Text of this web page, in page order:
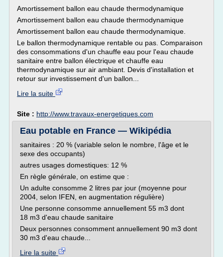
Amortissement ballon eau chaude thermodynamique
Amortissement ballon eau chaude thermodynamique
Amortissement ballon eau chaude thermodynamique.
Le ballon thermodynamique rentable ou pas. Comparaison
des consommations d'un chauffe eau pour l'eau chaude
sanitaire entre ballon électrique et chauffe eau
thermodynamique sur air ambiant. Devis d'installation et
retour sur investissement d'un ballon...
Lire la suite
Site : http://www.travaux-energetiques.com
Eau potable en France — Wikipédia
sanitaires : 20 % (variable selon le nombre, l'âge et le
sexe des occupants)
autres usages domestiques: 12 %
En règle générale, on estime que :
Un adulte consomme 2 litres par jour (moyenne pour
2004, selon IFEN, en augmentation régulière)
Une personne consomme annuellement 55 m3 dont
18 m3 d'eau chaude sanitaire
Deux personnes consomment annuellement 90 m3 dont
30 m3 d'eau chaude...
Lire la suite